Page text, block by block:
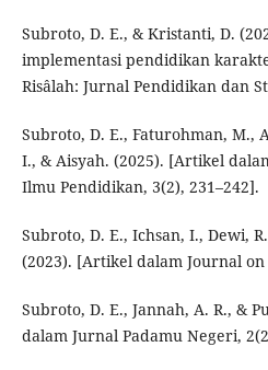
Subroto, D. E., & Kristanti, D.
implementasi pendidikan
Risâlah: Jurnal Pendidikan dan
Subroto, D. E., Faturohman, M.,
I., & Aisyah. (2025). [Artikel
Ilmu Pendidikan, 3(2), 231–242].
Subroto, D. E., Ichsan, I., Dewi,
(2023). [Artikel dalam Journal
Subroto, D. E., Jannah, A. R., &
dalam Jurnal Padamu Negeri,